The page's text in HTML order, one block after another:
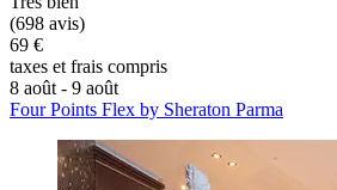
(698 avis)
69 €
taxes et frais compris
8 août - 9 août
Four Points Flex by Sheraton Parma